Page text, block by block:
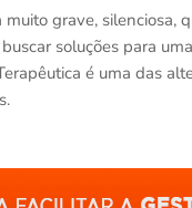
grave, silenciosa,
soluções para
é uma das